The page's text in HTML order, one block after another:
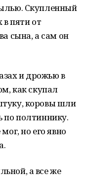
Скупленный
в пяти от
сына, а сам он
и дрожью в
как скупал
коровы шли
по полтиннику.
но его явно
а все же